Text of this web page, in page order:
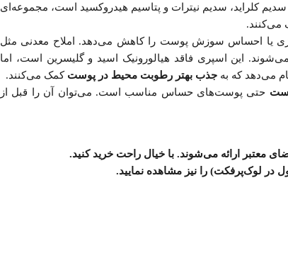
کلراید، سدیم نیترات و پتاسیم هیدروکسید است، مجموعه‌ای
می‌کنند.
یا احساس سوزش پوست را کاهش می‌دهد. املاح معدنی مثل
این اسپری فاقد هیالورونیک اسید و گلیسرین است، اما
می‌دهد که به جذب بهتر رطوبت محیط در پوست کمک می‌کنند.
حتی پوست‌های حساس مناسب است. می‌توان آن را قبل از
معتبر ارائه می‌شوند. باخیال راحت خرید کنید.
در لوک‌پرفکت) را نیز مشاهده نمایید.